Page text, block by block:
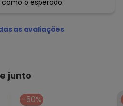
o esperado.
as avaliações
junto
-50%